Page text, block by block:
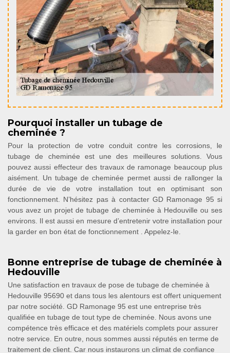
Pourquoi installer un tubage de
cheminée ?
Pour la protection de votre conduit contre les corrosions, le
tubage de cheminée est une des meilleures solutions. Vous
pouvez aussi effecteur des travaux de ramonage beaucoup plus
aisément. Un tubage de cheminée permet aussi de rallonger la
durée de vie de votre installation tout en optimisant son
fonctionnement. N’hésitez pas à contacter GD Ramonage 95 si
vous avez un projet de tubage de cheminée à Hedouville ou ses
environs. Il est aussi en mesure d’entretenir votre installation pour
la garder en bon état de fonctionnement . Appelez-le.
Bonne entreprise de tubage de cheminée à
Hedouville
Une satisfaction en travaux de pose de tubage de cheminée à
Hedouville 95690 et dans tous les alentours est offert uniquement
par notre société. GD Ramonage 95 est une entreprise très
qualifiée en tubage de tout type de cheminée. Nous avons une
compétence très efficace et des matériels complets pour assurer
notre service. En outre, nous sommes aussi réputés en terme de
traitement de client. Car nous instaurons un climat de confiance